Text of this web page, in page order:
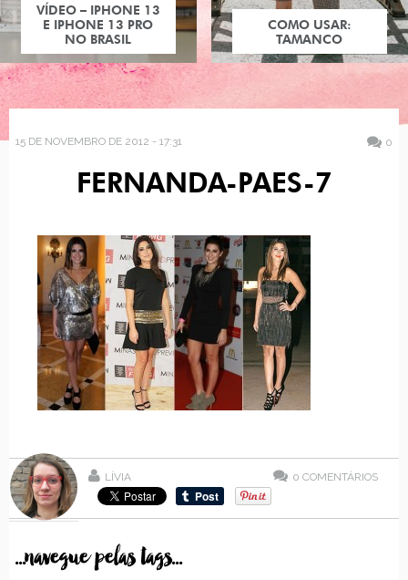
VÍDEO – IPHONE 13
E IPHONE 13 PRO
NO BRASIL
COMO USAR:
TAMANCO
15 DE NOVEMBRO DE 2012 - 17:31 0
FERNANDA-PAES-7
LÍVIA 0 COMENTÁRIOS
...navegue pelas tags...